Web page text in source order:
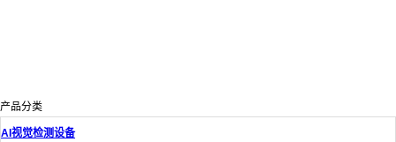
产品分类
AI视觉检测设备